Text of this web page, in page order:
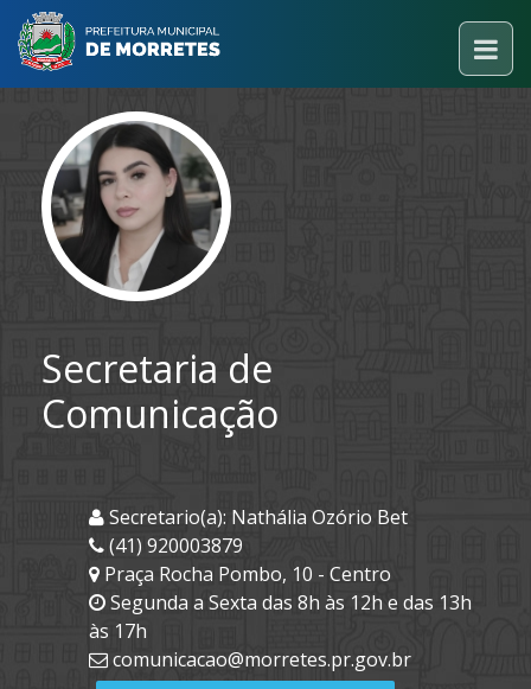
Secretaria de
Comunicação
Secretario(a): Nathália Ozório Bet
(41) 920003879
Praça Rocha Pombo, 10 - Centro
Segunda a Sexta das 8h às 12h e das 13h
às 17h
comunicacao@morretes.pr.gov.br